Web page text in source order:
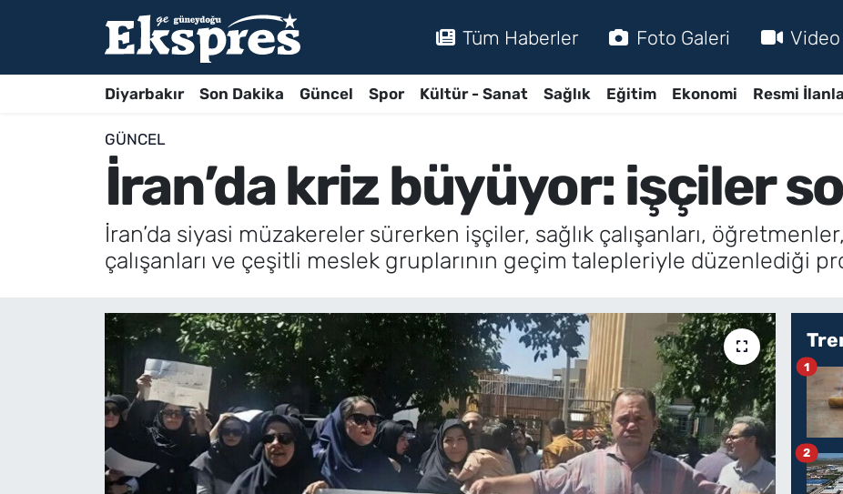
Tüm Haberler Foto Galeri Video
Diyarbakır Son Dakika Güncel Spor Kültür - Sanat Sağlık Eğitim Ekonomi Resmi
GÜNCEL
İran’da kriz büyüyor: işçiler
İran’da siyasi müzakereler sürerken işçiler, sağlık çalışanları,
çalışanları ve çeşitli meslek gruplarının geçim talepleriyle düzenlediği
1
2